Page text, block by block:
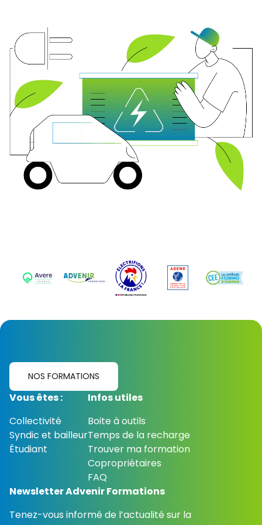
NOS FORMATIONS
Vous êtes :
Collectivité
Syndic et bailleur
Étudiant
Infos utiles
Boite à outils
Temps de la recharge
Trouver ma formation
Copropriétaires
FAQ
Newsletter Advenir Formations
Tenez-vous informé de l’actualité sur la